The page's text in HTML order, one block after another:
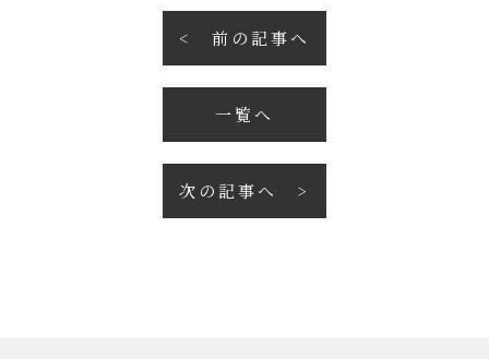
前の記事へ
一覧へ
次の記事へ